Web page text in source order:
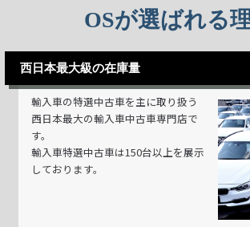
OSが選ばれる
西日本最大級の在庫量
輸入車の特選中古車を主に取り扱う
西日本最大の輸入車中古車専門店で
す。
輸入車特選中古車は150台以上を展示
しております。